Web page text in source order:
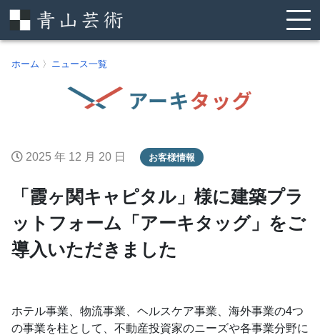
ホーム 〉 ニュース一覧
2025 年 12 月 20 日 お客様情報
「霞ヶ関キャピタル」様に建築プラ
ットフォーム「アーキタッグ」をご
導入いただきました
ホテル事業、物流事業、ヘルスケア事業、海外事業の4つ
の事業を柱として、不動産投資家のニーズや各事業分野に